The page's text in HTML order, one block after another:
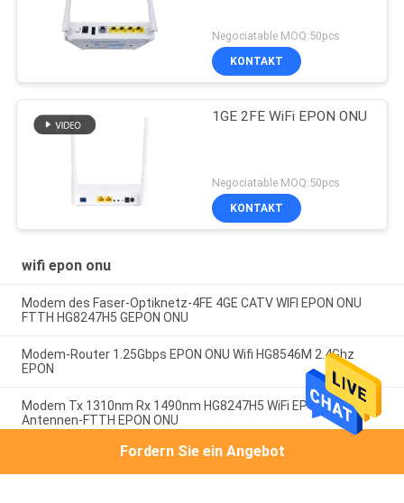
Negociatable MOQ:50pcs
KONTAKT
1GE 2FE WiFi EPON ONU
Negociatable MOQ:50pcs
KONTAKT
wifi epon onu
Modem des Faser-Optiknetz-4FE 4GE CATV WIFI EPON ONU
FTTH HG8247H5 GEPON ONU
Modem-Router 1.25Gbps EPON ONU Wifi HG8546M 2.4Ghz
EPON
Modem Tx 1310nm Rx 1490nm HG8247H5 WiFi EPON ONU 2
Antennen-FTTH EPON ONU
Beliebte Kategorien Alle
Fordern Sie ein Angebot